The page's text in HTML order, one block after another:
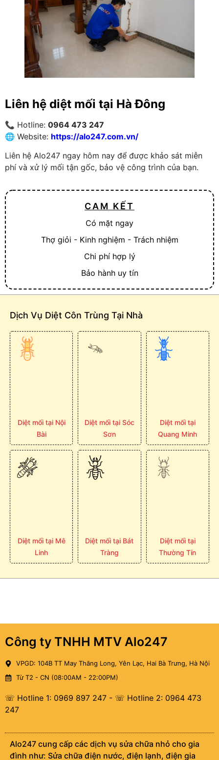
Liên hệ diệt mối tại Hà Đông
📞 Hotline: 0964 473 247
🌐 Website: https://alo247.com.vn/
Liên hệ Alo247 ngay hôm nay để được khảo sát miễn
phí và xử lý mối tận gốc, bảo vệ công trình của bạn.
CAM KẾT
Có mặt ngay
Thợ giỏi - Kinh nghiệm - Trách nhiệm
Chi phí hợp lý
Bảo hành uy tín
Dịch Vụ Diệt Côn Trùng Tại Nhà
Diệt mối tại Nội
Bài
Diệt mối tại Sóc
Sơn
Diệt mối tại
Quang Minh
Diệt mối tại Mê
Linh
Diệt mối tại Bát
Tràng
Diệt mối tại
Thường Tín
Công ty TNHH MTV Alo247
VPGD: 104B TT May Thăng Long, Yên Lạc, Hai Bà Trưng, Hà Nội
Từ T2 - CN (08:00AM - 22:00PM)
☏ Hotline 1: 0969 897 247 - ☏ Hotline 2: 0964 473
247
Alo247 cung cấp các dịch vụ sửa chữa nhỏ cho gia
đình như: Sửa chữa điện nước, điện lạnh, điện gia